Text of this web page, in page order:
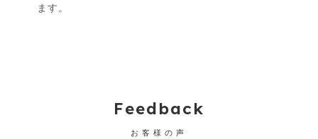
ます。
Feedback
お客様の声